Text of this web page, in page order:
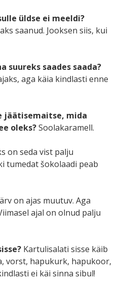
üldse ei meeldi?
saanud. Jooksen siis, kui
suureks saades saada?
aga käia kindlasti enne
jäätisemaitse, mida
oleks?Soolakaramell.
on seda vist palju
tumedat šokolaadi peab
on ajas muutuv. Aga
ajal on olnud palju
Kartulisalati sisse käib
vorst, hapukurk, hapukoor,
ei käi sinna sibul!